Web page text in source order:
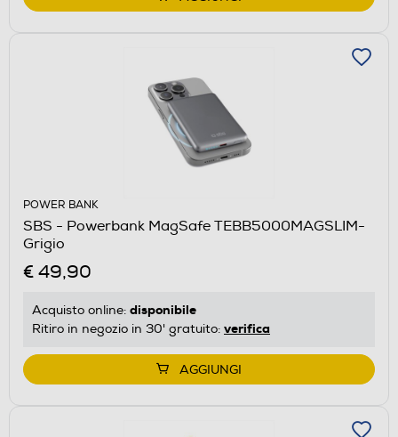
POWER BANK
SBS - Powerbank MagSafe TEBB5000MAGSLIM-
Grigio
€ 49,90
Acquisto online: disponibile
Ritiro in negozio in 30' gratuito: verifica
AGGIUNGI